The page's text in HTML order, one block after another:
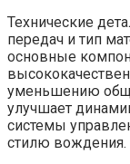
Технические
передач и тип
основные
уменьшению
улучшает
системы
стилю вождения.